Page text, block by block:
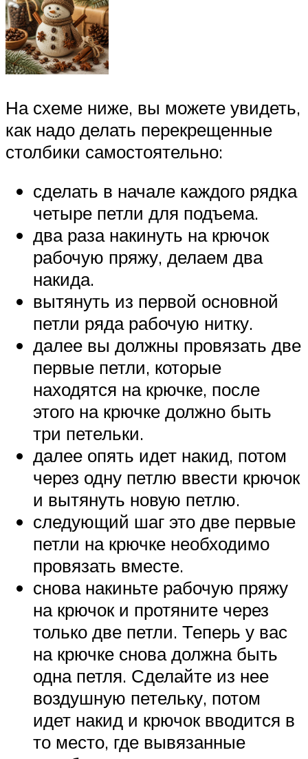
На схеме ниже, вы можете увидеть,
как надо делать перекрещенные
столбики самостоятельно:
сделать в начале каждого рядка
четыре петли для подъема.
два раза накинуть на крючок
рабочую пряжу, делаем два
накида.
вытянуть из первой основной
петли ряда рабочую нитку.
далее вы должны провязать две
первые петли, которые
находятся на крючке, после
этого на крючке должно быть
три петельки.
далее опять идет накид, потом
через одну петлю ввести крючок
и вытянуть новую петлю.
следующий шаг это две первые
петли на крючке необходимо
провязать вместе.
снова накиньте рабочую пряжу
на крючок и протяните через
только две петли. Теперь у вас
на крючке снова должна быть
одна петля. Сделайте из нее
воздушную петельку, потом
идет накид и крючок вводится в
то место, где вывязанные